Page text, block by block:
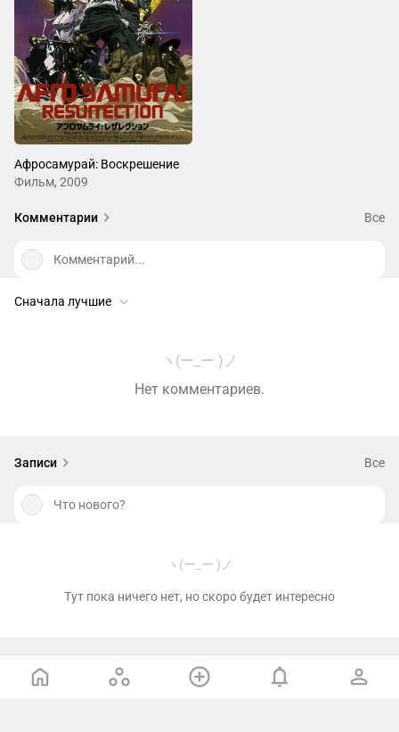
Афросамурай: Воскрешение
Фильм, 2009
Комментарии Все
Комментарий...
Сначала лучшие
ヽ(ー_ー )ノ
Нет комментариев.
Записи Все
Что нового?
ヽ(ー_ー )ノ
Тут пока ничего нет, но скоро будет интересно